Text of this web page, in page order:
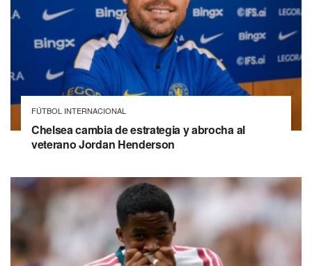
FÚTBOL INTERNACIONAL
Chelsea cambia de estrategia y abrocha al
veterano Jordan Henderson